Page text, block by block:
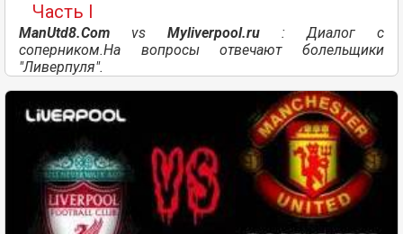
Часть I
ManUtd8.Com vs Myliverpool.ru : Диалог с
соперником.На вопросы отвечают болельщики
"Ливерпуля".